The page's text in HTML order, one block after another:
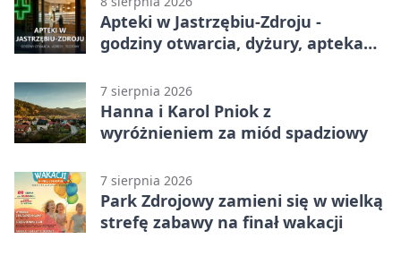
Apteki w Jastrzębiu-Zdroju -
godziny otwarcia, dyżury, apteka
7 sierpnia 2026
Hanna i Karol Pniok z
wyróżnieniem za miód spadziowy
7 sierpnia 2026
Park Zdrojowy zamieni się w wielką
strefę zabawy na finał wakacji